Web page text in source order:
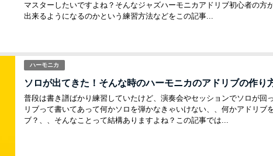
マスターしたいですよね？そんなジャズハーモニカアドリブ初心者の方
出来るようになるのかという練習方法などをこの記事...
ハーモニカ
ソロが出てきた！そんな時のハーモニカのアドリブの作り
普段は書き譜ばかり練習していたけど、演奏会やセッションでソロが
リブって書いてあって何かソロを弾かなきゃいけない、、何かアドリブ
ブ？、、そんなことって結構ありますよね？この記事では...